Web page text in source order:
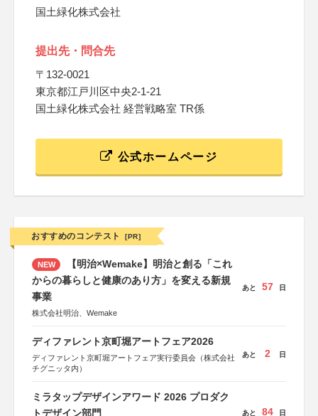
国土緑化株式会社
提出先・問合先
〒132-0021
東京都江戸川区中央2-1-21
国土緑化株式会社 経営戦略室 TR係
公式ホームページ
おすすめのコンテスト [PR]
NEW
【明治×Wemake】明治と創る「これ
からの暮らしと健康のあり方」を変える新規
事業
株式会社明治、Wemake
あと 57 日
ディファレント京町堀アートフェア2026
ディファレント京町堀アートフェア実行委員会（株式会社
チグニッタ内）
あと 2 日
ミラタップデザインアワード 2026 プロダク
トデザイン部門
あと 84 日